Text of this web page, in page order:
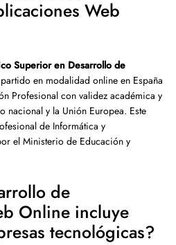
Web
Superior en Desarrollo de
en modalidad online en España
Profesional con validez académica y
nacional y la Unión Europea. Este
de Informática y
el Ministerio de Educación y
de
Online incluye
tecnológicas?